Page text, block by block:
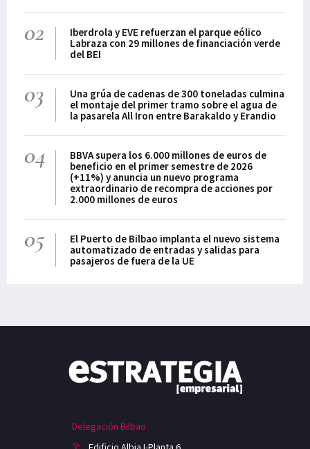
02
Iberdrola y EVE refuerzan el parque eólico
Labraza con 29 millones de financiación verde
del BEI
03
Una grúa de cadenas de 300 toneladas culmina
el montaje del primer tramo sobre el agua de
la pasarela All Iron entre Barakaldo y Erandio
04
BBVA supera los 6.000 millones de euros de
beneficio en el primer semestre de 2026
(+11%) y anuncia un nuevo programa
extraordinario de recompra de acciones por
2.000 millones de euros
05
El Puerto de Bilbao implanta el nuevo sistema
automatizado de entradas y salidas para
pasajeros de fuera de la UE
Delegación Bilbao